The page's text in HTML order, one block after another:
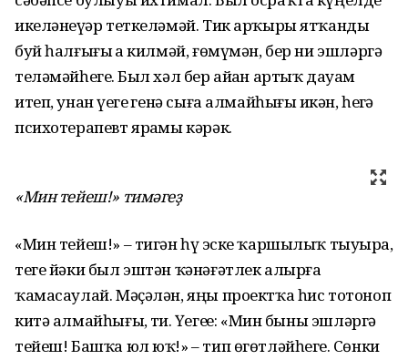
икеләнеүҙәр теткеләмәй. Тик арҡыры ятҡанды
буй һалғығыҙ ҙа килмәй, ғөмүмән, бер ни эшләргә
теләмәйһегеҙ. Был хәл бер айҙан артыҡ дауам
итеп, унан үҙегеҙ генә сыға алмайһығыҙ икән, һеҙгә
психотерапевт ярҙамы кәрәк.
«Мин тейеш!» тимәгеҙ
«Мин тейеш!» – тигән һүҙ эске ҡаршылыҡ тыуҙыра,
теге йәки был эштән ҡәнәғәтлек алырға
ҡамасаулай. Мәҫәлән, яңы проектҡа һис тотоноп
китә алмайһығыҙ, ти. Үҙегеҙҙе: «Мин быны эшләргә
тейеш! Башҡа юл юҡ!» – тип өгөтләйһегеҙ. Сөнки